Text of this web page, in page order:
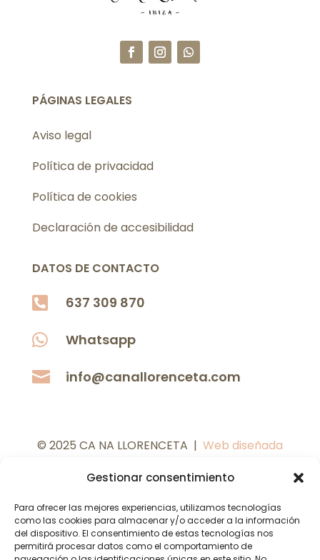
Gestionar consentimiento
Para ofrecer las mejores experiencias, utilizamos tecnologías
como las cookies para almacenar y/o acceder a la información
del dispositivo. El consentimiento de estas tecnologías nos
permitirá procesar datos como el comportamiento de
PÁGINAS LEGALES
Aviso legal
Política de privacidad
Política de cookies
Declaración de accesibilidad
DATOS DE CONTACTO
 637 309 870
 Whatsapp
 info@canallorenceta.com
© 2025 CA NA LLORENCETA | Web diseñada